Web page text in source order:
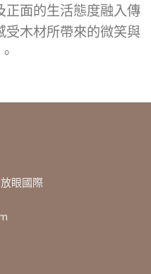
正面的生活態度融入傳
木材所帶來的微笑與
眼國際